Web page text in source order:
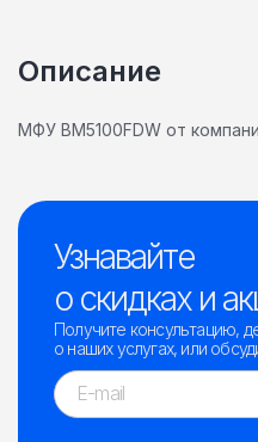
Описание
МФУ BM5100FDW от
Узнавайте
о скидках и
Получите консультацию,
о наших услугах, или